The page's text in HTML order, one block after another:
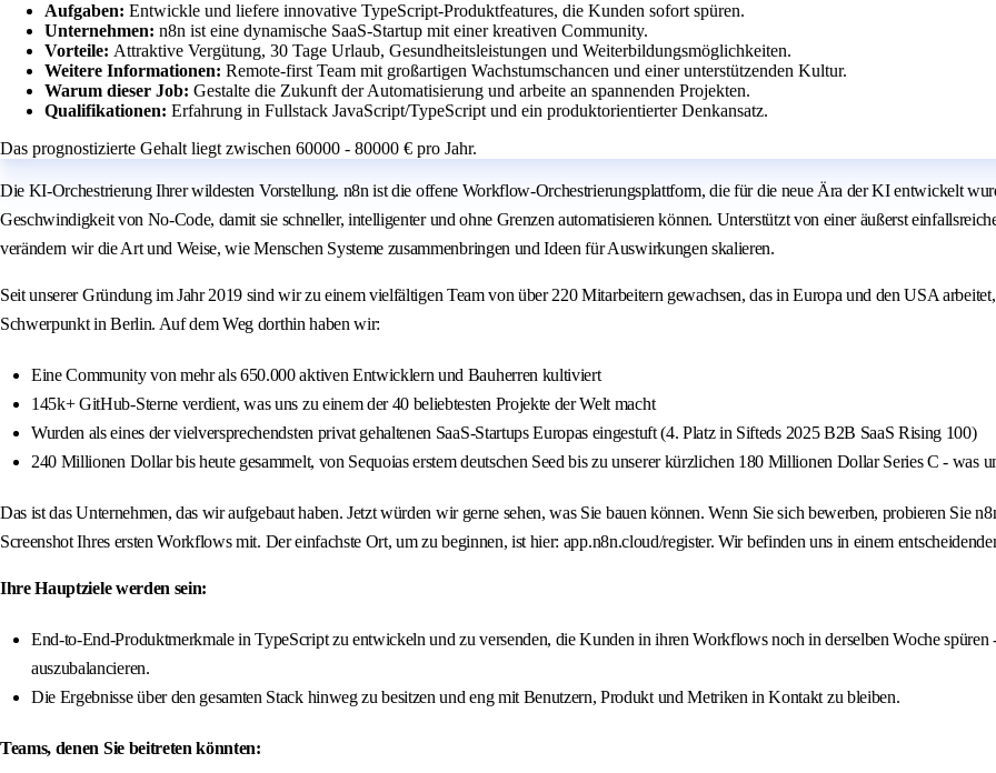
Aufgaben: Entwickle und liefere innovative TypeScript-Produktfeatures, die Kunden sofort spüren.
Unternehmen: n8n ist eine dynamische SaaS-Startup mit einer kreativen Community.
Vorteile: Attraktive Vergütung, 30 Tage Urlaub, Gesundheitsleistungen und Weiterbildungsmöglichkeiten.
Weitere Informationen: Remote-first Team mit großartigen Wachstumschancen und einer unterstützenden Kultur.
Warum dieser Job: Gestalte die Zukunft der Automatisierung und arbeite an spannenden Projekten.
Qualifikationen: Erfahrung in Fullstack JavaScript/TypeScript und ein produktorientierter Denkansatz.
Das prognostizierte Gehalt liegt zwischen 60000 - 80000 € pro Jahr.
Die KI-Orchestrierung Ihrer wildesten Vorstellung. n8n ist die offene Workflow-Orchestrierungsplattform, die für die neue Ära der KI entwickelt
Geschwindigkeit von No-Code, damit sie schneller, intelligenter und ohne Grenzen automatisieren können. Unterstützt von einer äußerst
verändern wir die Art und Weise, wie Menschen Systeme zusammenbringen und Ideen für Auswirkungen skalieren.
Seit unserer Gründung im Jahr 2019 sind wir zu einem vielfältigen Team von über 220 Mitarbeitern gewachsen, das in Europa und den USA
Schwerpunkt in Berlin. Auf dem Weg dorthin haben wir:
Eine Community von mehr als 650.000 aktiven Entwicklern und Bauherren kultiviert
145k+ GitHub-Sterne verdient, was uns zu einem der 40 beliebtesten Projekte der Welt macht
Wurden als eines der vielversprechendsten privat gehaltenen SaaS-Startups Europas eingestuft (4. Platz in Sifteds 2025 B2B SaaS Rising 100)
240 Millionen Dollar bis heute gesammelt, von Sequoias erstem deutschen Seed bis zu unserer kürzlichen 180 Millionen Dollar Series C -
Das ist das Unternehmen, das wir aufgebaut haben. Jetzt würden wir gerne sehen, was Sie bauen können. Wenn Sie sich bewerben, probieren Sie
Screenshot Ihres ersten Workflows mit. Der einfachste Ort, um zu beginnen, ist hier: app.n8n.cloud/register. Wir befinden uns in einem
Ihre Hauptziele werden sein:
End-to-End-Produktmerkmale in TypeScript zu entwickeln und zu versenden, die Kunden in ihren Workflows noch in derselben Woche
auszubalancieren.
Die Ergebnisse über den gesamten Stack hinweg zu besitzen und eng mit Benutzern, Produkt und Metriken in Kontakt zu bleiben.
Teams, denen Sie beitreten könnten: